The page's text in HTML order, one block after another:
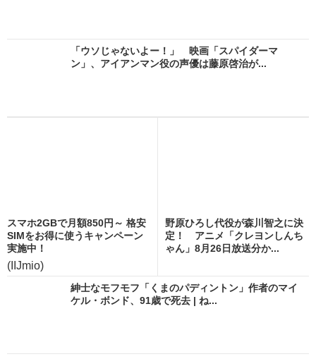
「ウソじゃないよー！」 映画「スパイダーマ
ン」、アイアンマン役の声優は藤原啓治が...
スマホ2GBで月額850円～ 格安
SIMをお得に使うキャンペーン
実施中！
(IIJmio)
野原ひろし代役が森川智之に決
定！ アニメ「クレヨンしんち
ゃん」8月26日放送分か...
紳士なモフモフ「くまのパディントン」作者のマイ
ケル・ボンド、91歳で死去 | ね...